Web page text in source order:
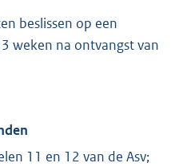
beslissen op een
weken na ontvangst van
11 en 12 van de Asv;